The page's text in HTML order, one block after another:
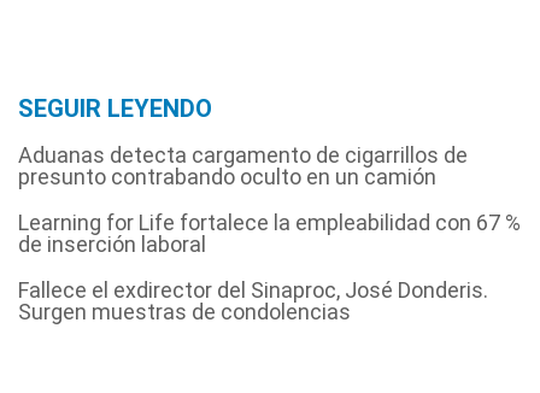
SEGUIR LEYENDO
Aduanas detecta cargamento de cigarrillos de
presunto contrabando oculto en un camión
Learning for Life fortalece la empleabilidad con 67 %
de inserción laboral
Fallece el exdirector del Sinaproc, José Donderis.
Surgen muestras de condolencias